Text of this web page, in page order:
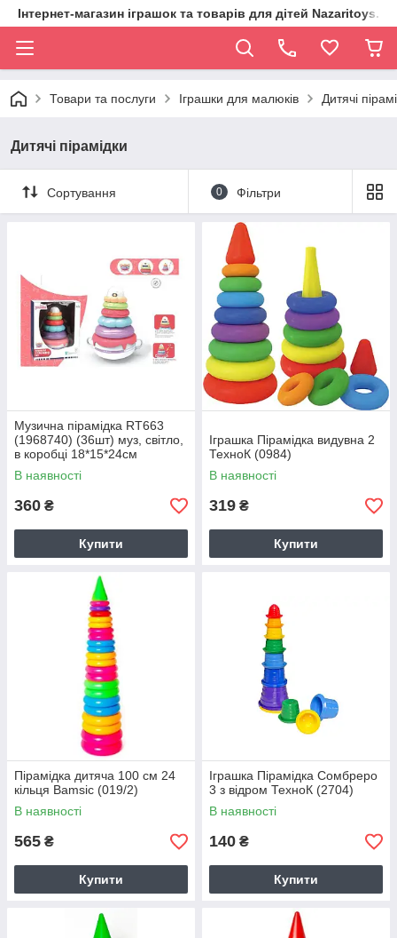
Інтернет-магазин іграшок та товарів для дітей
Товари та послуги Іграшки для малюків Дитячі
Дитячі пірамідки
Сортування 0 Фільтри
Музична пірамідка RT663
(1968740) (36шт) муз, світло,
в коробці 18*15*24см
В наявності
360 ₴
Купити
Іграшка Пірамідка видувна 2
ТехноК (0984)
В наявності
319 ₴
Купити
Пірамідка дитяча 100 см 24
кільця Bamsic (019/2)
В наявності
565 ₴
Купити
Іграшка Пірамідка Сомбреро
3 з відром ТехноК (2704)
В наявності
140 ₴
Купити